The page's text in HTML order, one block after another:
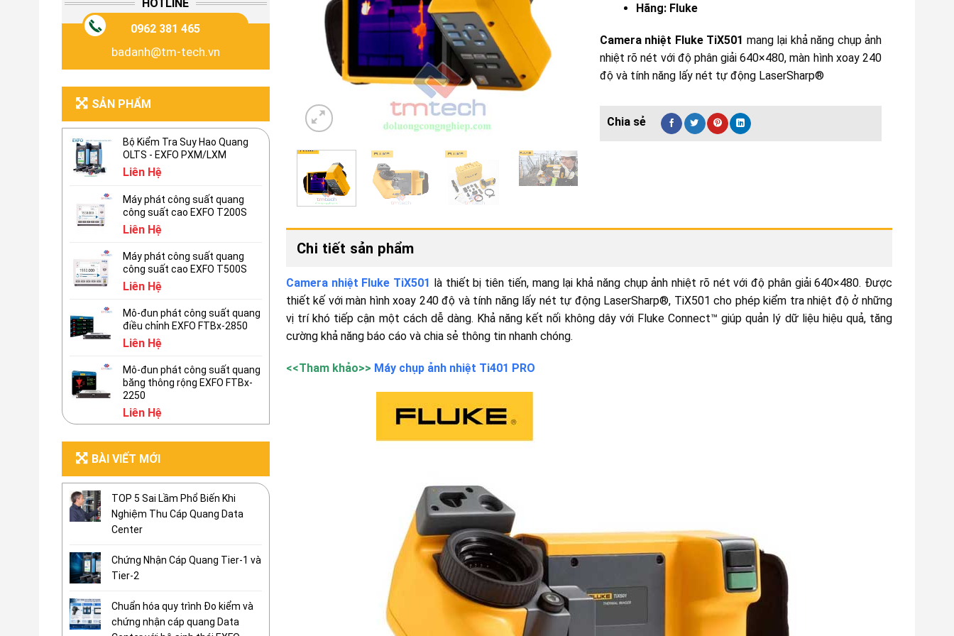
Hãng: Fluke
Camera nhiệt Fluke TiX501 mang lại khả năng chụp ảnh
nhiệt rõ nét với độ phân giải 640×480, màn hình xoay 240
độ và tính năng lấy nét tự động LaserSharp®
Chi tiết sản phẩm
Camera nhiệt Fluke TiX501 là thiết bị tiên tiến, mang lại khả năng chụp ảnh nhiệt rõ nét với độ phân giải 640×480. Được
thiết kế với màn hình xoay 240 độ và tính năng lấy nét tự động LaserSharp®, TiX501 cho phép kiểm tra nhiệt độ ở những
vị trí khó tiếp cận một cách dễ dàng. Khả năng kết nối không dây với Fluke Connect™ giúp quản lý dữ liệu hiệu quả, tăng
cường khả năng báo cáo và chia sẻ thông tin nhanh chóng.
<<Tham khảo>> Máy chụp ảnh nhiệt Ti401 PRO
HOTLINE
0962 381 465
badanh@tm-tech.vn
SẢN PHẨM
Bộ Kiểm Tra Suy Hao Quang
OLTS - EXFO PXM/LXM
Liên Hệ
Máy phát công suất quang
công suất cao EXFO T200S
Liên Hệ
Máy phát công suất quang
công suất cao EXFO T500S
Liên Hệ
Mô-đun phát công suất quang
điều chỉnh EXFO FTBx-2850
Liên Hệ
Mô-đun phát công suất quang
băng thông rộng EXFO FTBx-
2250
Liên Hệ
BÀI VIẾT MỚI
TOP 5 Sai Lầm Phổ Biến Khi
Nghiệm Thu Cáp Quang Data
Center
Chứng Nhận Cáp Quang Tier-1 và
Tier-2
Chuẩn hóa quy trình Đo kiểm và
chứng nhận cáp quang Data